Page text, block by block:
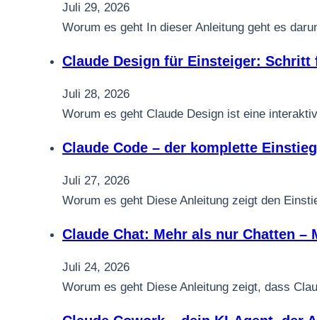
Juli 29, 2026
Worum es geht In dieser Anleitung geht es
Claude Design für Einsteiger:
Juli 28, 2026
Worum es geht Claude Design ist eine
Claude Code – der komplette
Juli 27, 2026
Worum es geht Diese Anleitung zeigt den
Claude Chat: Mehr als nur Chatten
Juli 24, 2026
Worum es geht Diese Anleitung zeigt, dass